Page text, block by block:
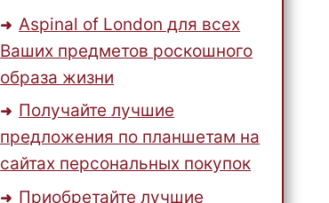
Aspinal of London для всех
Ваших предметов роскошного
образа жизни
Получайте лучшие
предложения по планшетам на
сайтах персональных покупок
Приобретайте лучшие